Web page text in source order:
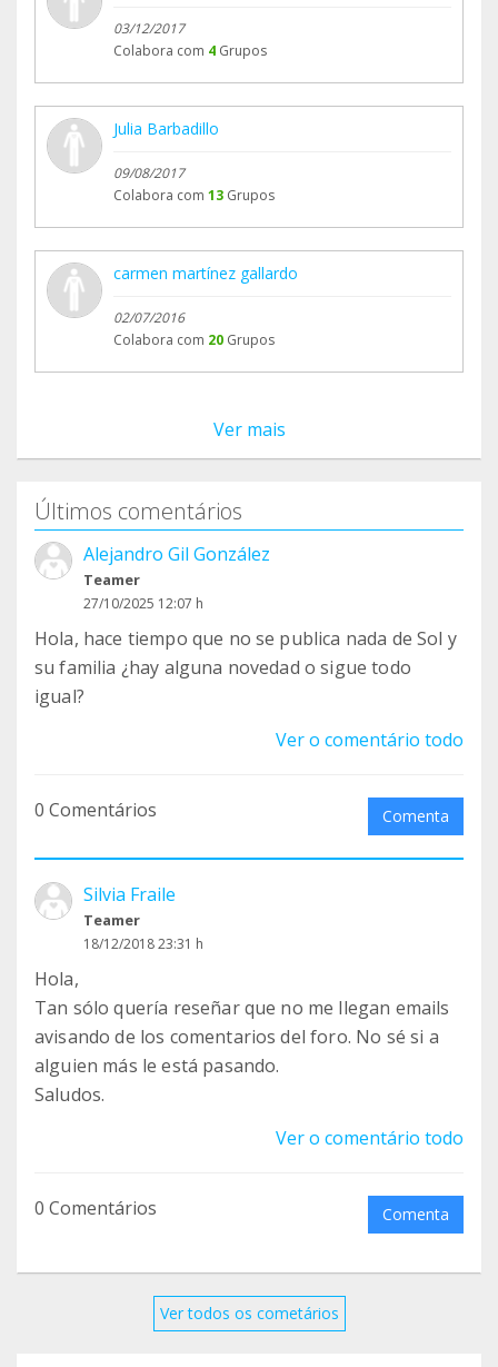
03/12/2017
Colabora com 4 Grupos
Julia Barbadillo
09/08/2017
Colabora com 13 Grupos
carmen martínez gallardo
02/07/2016
Colabora com 20 Grupos
Ver mais
Últimos comentários
Alejandro Gil González
Teamer
27/10/2025 12:07 h
Hola, hace tiempo que no se publica nada de Sol y
su familia ¿hay alguna novedad o sigue todo
igual?
Ver o comentário todo
0 Comentários Comenta
Silvia Fraile
Teamer
18/12/2018 23:31 h
Hola,
Tan sólo quería reseñar que no me llegan emails
avisando de los comentarios del foro. No sé si a
alguien más le está pasando.
Saludos.
Ver o comentário todo
0 Comentários Comenta
Ver todos os cometários